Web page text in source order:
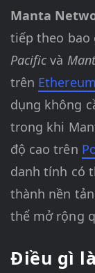
Manta
tiếp theo bao
Pacificvà
trên Ethereum
dụng không
trong khi
độ cao trên
danh tính có
thành nền
thể mở rộng
Điều gì